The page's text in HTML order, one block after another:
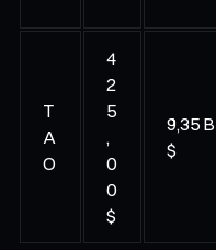
T
A
O
4
2
5
,
0
0
$
9,35 B
$